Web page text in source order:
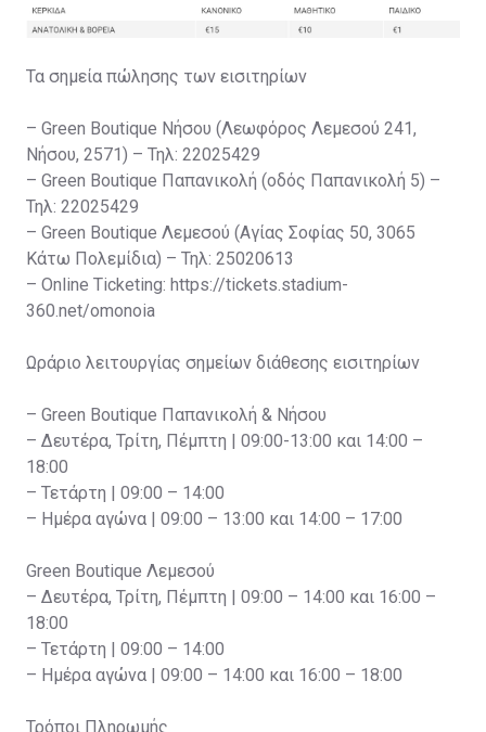
Τα σημεία πώλησης των εισιτηρίων
– Green Boutique Νήσου (Λεωφόρος Λεμεσού 241,
Νήσου, 2571) – Τηλ: 22025429
– Green Boutique Παπανικολή (οδός Παπανικολή 5) –
Τηλ: 22025429
– Green Boutique Λεμεσού (Αγίας Σοφίας 50, 3065
Κάτω Πολεμίδια) – Τηλ: 25020613
– Online Ticketing: https://tickets.stadium-
360.net/omonoia
Ωράριο λειτουργίας σημείων διάθεσης εισιτηρίων
– Green Boutique Παπανικολή & Νήσου
– Δευτέρα, Τρίτη, Πέμπτη | 09:00-13:00 και 14:00 –
18:00
– Τετάρτη | 09:00 – 14:00
– Ημέρα αγώνα | 09:00 – 13:00 και 14:00 – 17:00
Green Boutique Λεμεσού
– Δευτέρα, Τρίτη, Πέμπτη | 09:00 – 14:00 και 16:00 –
18:00
– Τετάρτη | 09:00 – 14:00
– Ημέρα αγώνα | 09:00 – 14:00 και 16:00 – 18:00
Τρόποι Πληρωμής